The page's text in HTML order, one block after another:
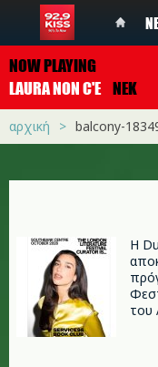
NOW PLAYING
LAURA NON C'E NEK
αρχική balcony-
Η
του